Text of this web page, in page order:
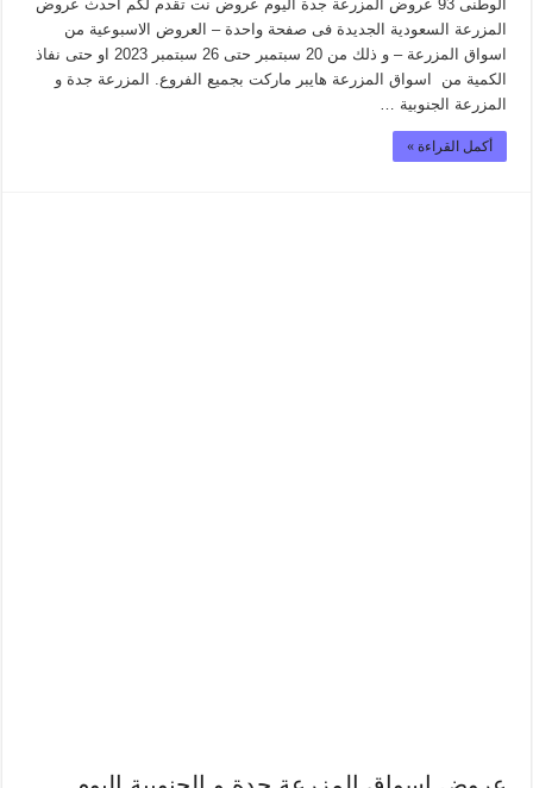
الوطنى 93 عروض المزرعة جدة اليوم عروض نت تقدم لكم احدث عروض
المزرعة السعودية الجديدة فى صفحة واحدة – العروض الاسبوعية من
اسواق المزرعة – و ذلك من 20 سبتمبر حتى 26 سبتمبر 2023 او حتى نفاذ
الكمية من اسواق المزرعة هايبر ماركت بجميع الفروع. المزرعة جدة و
المزرعة الجنوبية …
أكمل القراءة »